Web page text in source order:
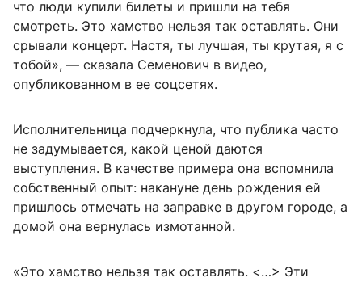
что люди купили билеты и пришли на тебя
смотреть. Это хамство нельзя так оставлять. Они
срывали концерт. Настя, ты лучшая, ты крутая, я с
тобой», — сказала Семенович в видео,
опубликованном в ее соцсетях.
Исполнительница подчеркнула, что публика часто
не задумывается, какой ценой даются
выступления. В качестве примера она вспомнила
собственный опыт: накануне день рождения ей
пришлось отмечать на заправке в другом городе, а
домой она вернулась измотанной.
«Это хамство нельзя так оставлять. <…> Эти